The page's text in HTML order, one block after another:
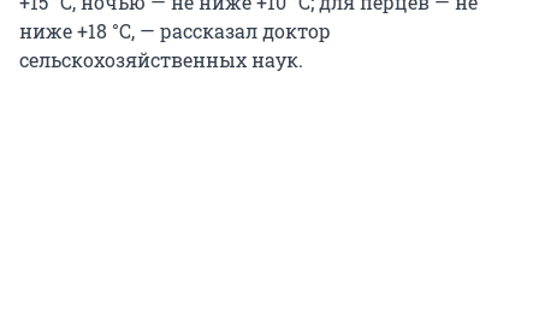
ниже+18 °C, — рассказал доктор
сельскохозяйственных наук.